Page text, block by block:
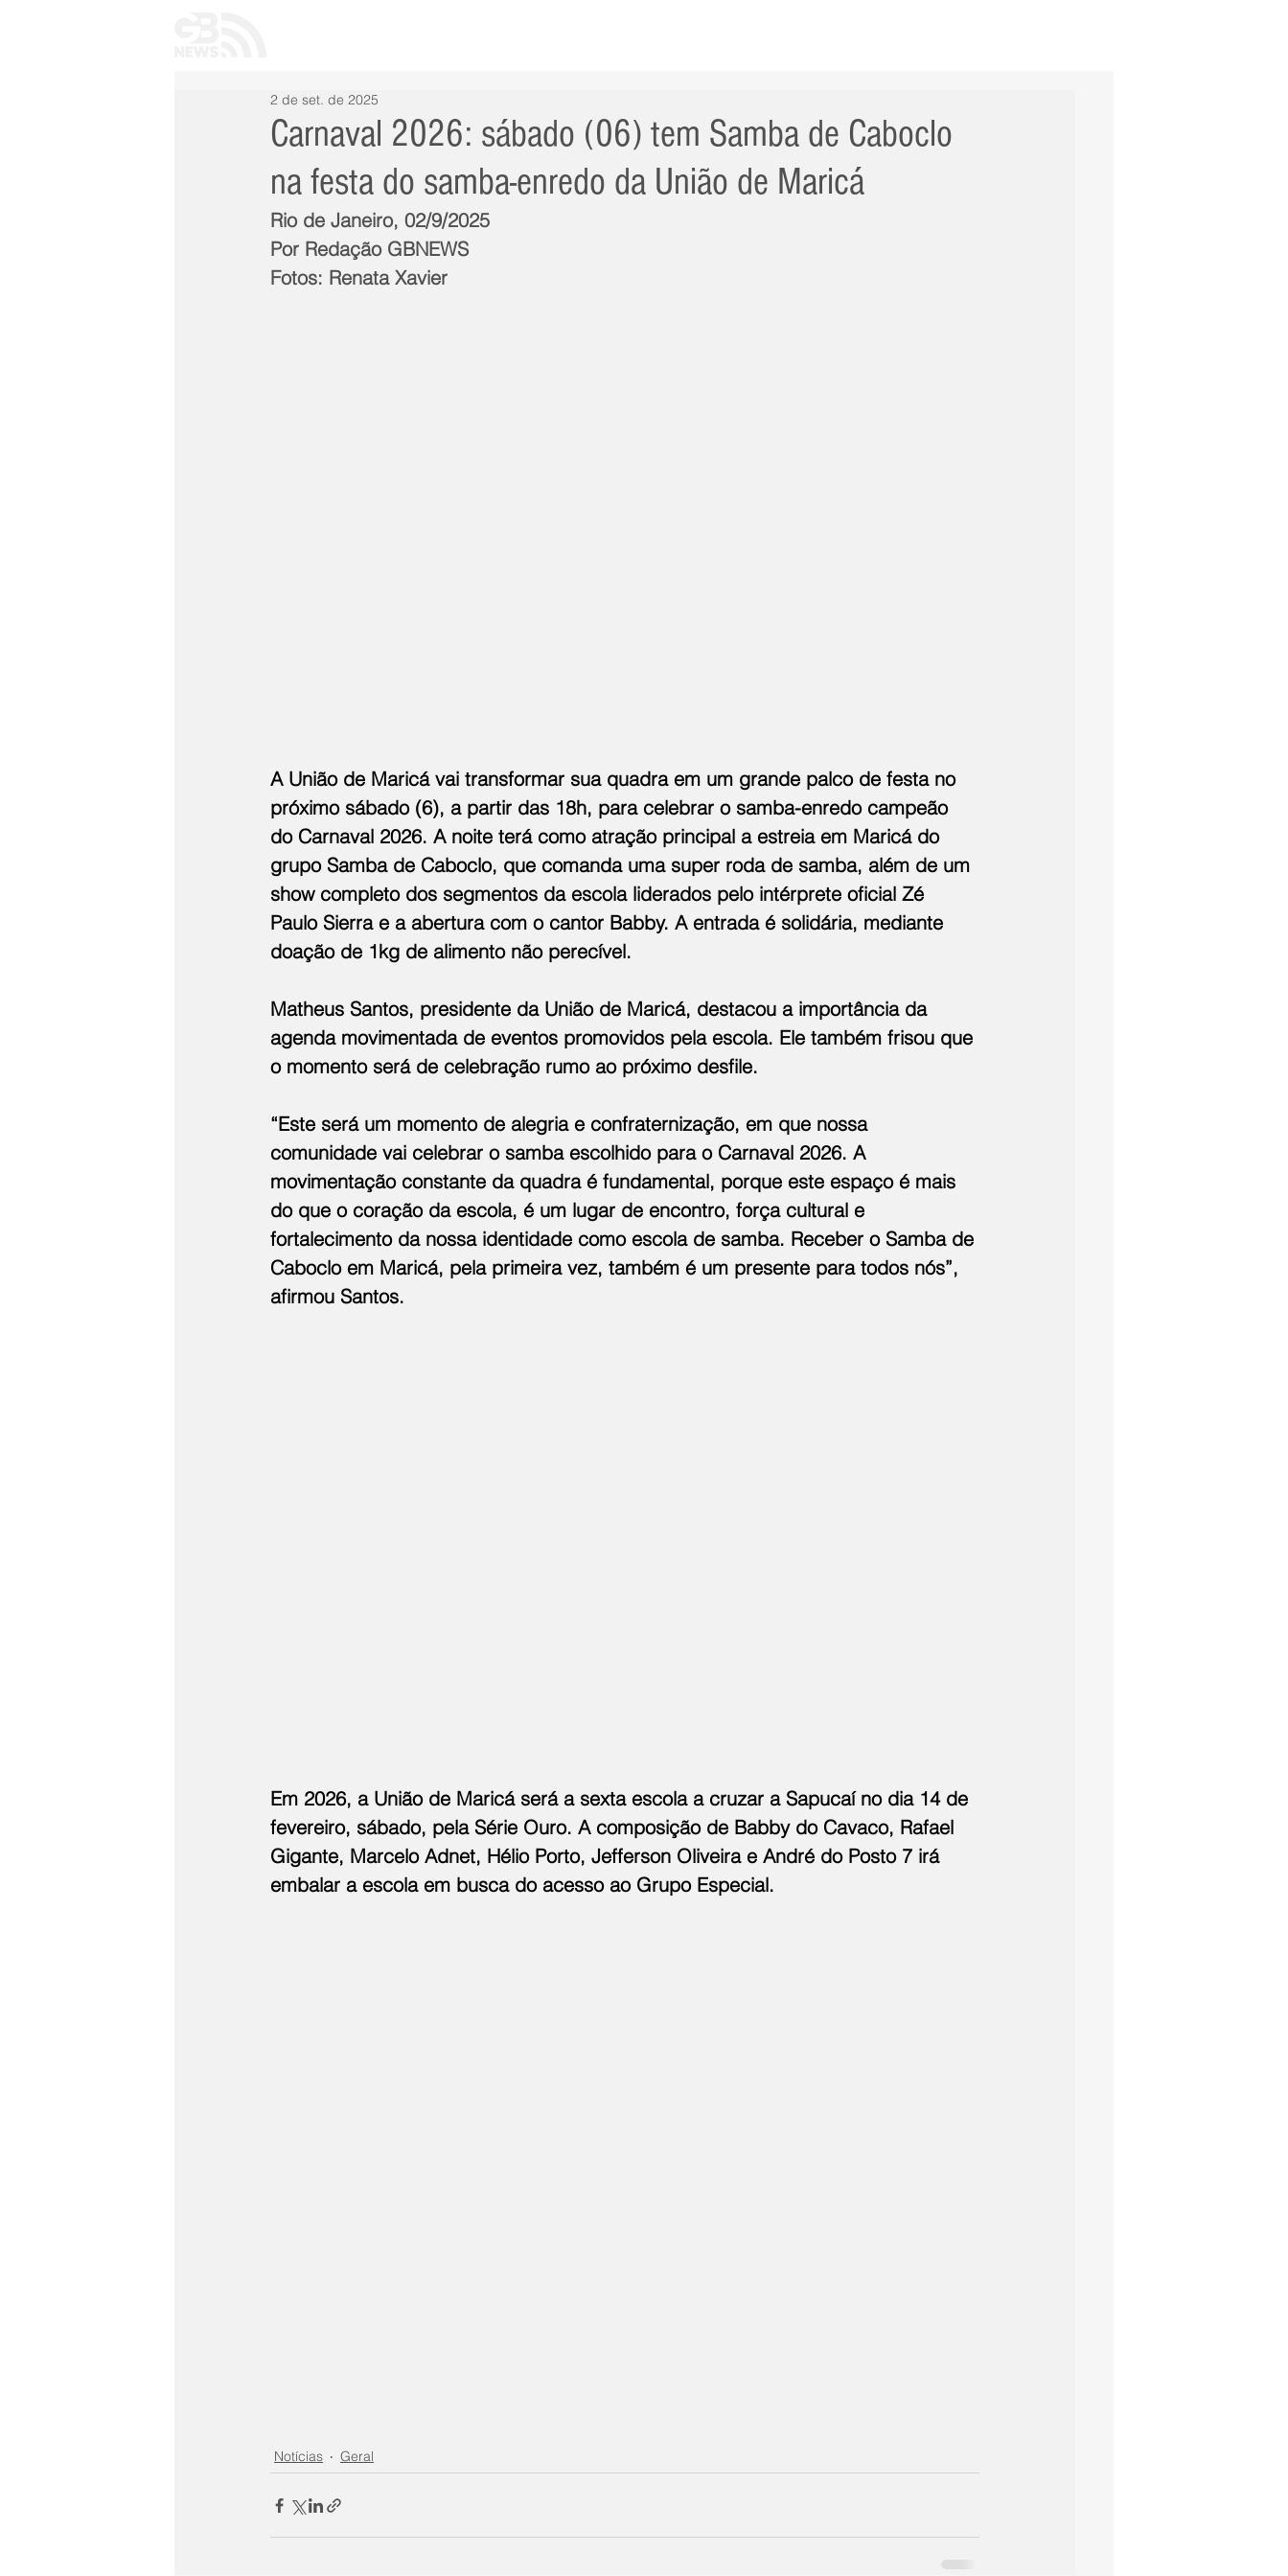
Carnaval 2026: sábado (06) tem Samba de Caboclo
na festa do samba-enredo da União de Maricá
2 de set. de 2025
Rio de Janeiro, 02/9/2025
Por Redação GBNEWS
Fotos: Renata Xavier
A União de Maricá vai transformar sua quadra em um grande palco de festa no
próximo sábado (6), a partir das 18h, para celebrar o samba-enredo campeão
do Carnaval 2026. A noite terá como atração principal a estreia em Maricá do
grupo Samba de Caboclo, que comanda uma super roda de samba, além de um
show completo dos segmentos da escola liderados pelo intérprete oficial Zé
Paulo Sierra e a abertura com o cantor Babby. A entrada é solidária, mediante
doação de 1kg de alimento não perecível.
Matheus Santos, presidente da União de Maricá, destacou a importância da
agenda movimentada de eventos promovidos pela escola. Ele também frisou que
o momento será de celebração rumo ao próximo desfile.
“Este será um momento de alegria e confraternização, em que nossa
comunidade vai celebrar o samba escolhido para o Carnaval 2026. A
movimentação constante da quadra é fundamental, porque este espaço é mais
do que o coração da escola, é um lugar de encontro, força cultural e
fortalecimento da nossa identidade como escola de samba. Receber o Samba de
Caboclo em Maricá, pela primeira vez, também é um presente para todos nós”,
afirmou Santos.
Em 2026, a União de Maricá será a sexta escola a cruzar a Sapucaí no dia 14 de
fevereiro, sábado, pela Série Ouro. A composição de Babby do Cavaco, Rafael
Gigante, Marcelo Adnet, Hélio Porto, Jefferson Oliveira e André do Posto 7 irá
embalar a escola em busca do acesso ao Grupo Especial.
Notícias Geral